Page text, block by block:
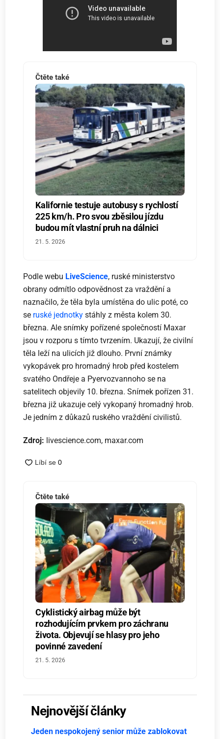
Čtěte také
Kalifornie testuje autobusy s rychlostí
225 km/h. Pro svou zběsilou jízdu
budou mít vlastní pruh na dálnici
21. 5. 2026
Podle webu LiveScience, ruské ministerstvo
obrany odmítlo odpovědnost za vraždění a
naznačilo, že těla byla umístěna do ulic poté, co
se ruské jednotky stáhly z města kolem 30.
března. Ale snímky pořízené společností Maxar
jsou v rozporu s tímto tvrzením. Ukazují, že civilní
těla leží na ulicích již dlouho. První známky
vykopávek pro hromadný hrob před kostelem
svatého Ondřeje a Pyervozvannoho se na
satelitech objevily 10. března. Snímek pořízen 31.
března již ukazuje celý vykopaný hromadný hrob.
Je jedním z důkazů ruského vraždění civilistů.
Zdroj: livescience.com, maxar.com
Čtěte také
Cyklistický airbag může být
rozhodujícím prvkem pro záchranu
života. Objevují se hlasy pro jeho
povinné zavedení
21. 5. 2026
Nejnovější články
Jeden nespokojený senior může zablokovat